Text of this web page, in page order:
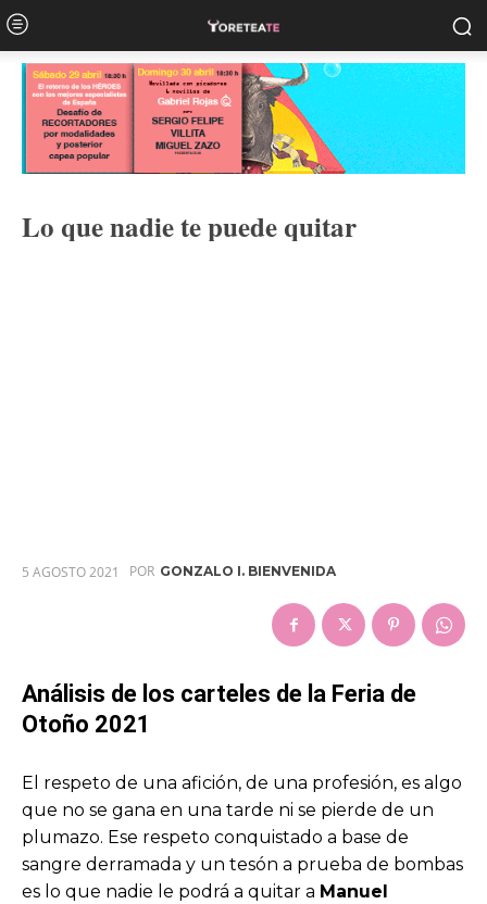
Lo que nadie te puede quitar
5 AGOSTO 2021 POR GONZALO I. BIENVENIDA
Análisis de los carteles de la Feria de
Otoño 2021
El respeto de una afición, de una profesión, es algo
que no se gana en una tarde ni se pierde de un
plumazo. Ese respeto conquistado a base de
sangre derramada y un tesón a prueba de bombas
es lo que nadie le podrá a quitar a Manuel